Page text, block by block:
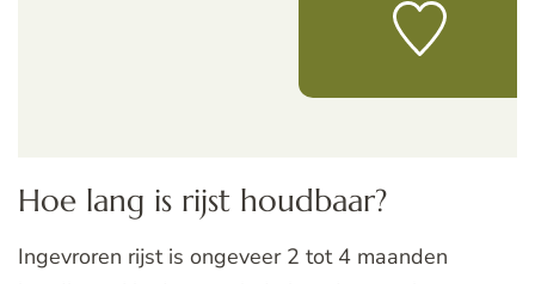
Hoe lang is rijst houdbaar?
Ingevroren rijst is ongeveer 2 tot 4 maanden